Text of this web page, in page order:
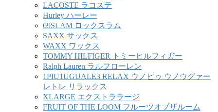
LACOSTE ラコステ
Hurley ハーレー
69SLAM ロックスラム
SAXX サックス
WAXX ワックス
TOMMY HILFIGER トミーヒルフィガー
Ralph Lauren ラルフローレン
1PIU1UGUALE3 RELAX ウノピゥ ウノウグァー
レトレ リラックス
XLARGE エクストララージ
FRUIT OF THE LOOM フルーツオブザルーム